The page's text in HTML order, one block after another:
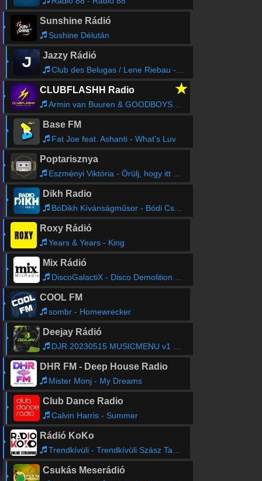
Sunshine Rádió
Sushine Délután
Jazzy Rádió
Club des Belugas / Lene Riebau - Be Still My Heart
CLUBFLASHH Radio ★
Armin van Buuren & GOODBOYS - Forever (Stay Like This) (Radio Edit)
Base FM
Fat Joe feat. Ashanti - What's Luv
Poptarisznya
Eszményi Viktória - Örülj, hogy itt vagyok
Dikh Radio
BóDikh Kívánságműsor - Bódi Csabi Jr.
Roxy Rádió
Years & Years - King
Mix Rádió
DiscoGalactiX - Disco Demolition (Original Mix)
COOL FM
sombr - Homewrecker
Deejay Rádió
DJR 20230515 MUSICMENU v1 1 PORGES
DHR FM - Deep House Radio
Mister Monj - My Dreams
Club Dance Radio
Calvin Harris - Summer
Rádió KoKo
Trendkívüli - Trendkívüli Szász Tamarával
Csukás Meserádió